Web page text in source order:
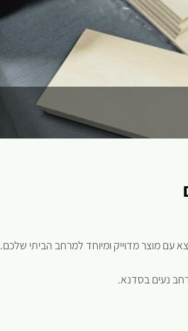
עם מוצר מדוייק ומיוחד למרחב הביתי שלכם.
נעים בסדנא.